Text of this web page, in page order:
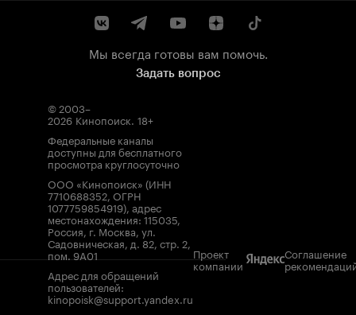
Мы всегда готовы вам помочь.
Задать вопрос
© 2003–
2026 Кинопоиск. 18+
Федеральные каналы
доступны для бесплатного
просмотра круглосуточно
ООО «Кинопоиск» (ИНН
7710688352, ОГРН
1077759854919), адрес
местонахождения: 115035,
Россия, г. Москва, ул.
Садовническая, д. 82, стр. 2,
пом. 9А01
Адрес для обращений
пользователей:
kinopoisk@support.yandex.ru
Проект
компании
Соглашение